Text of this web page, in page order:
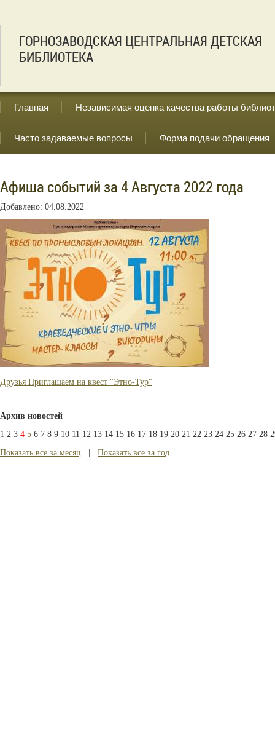
ГОРНОЗАВОДСКАЯ ЦЕНТРАЛЬНАЯ ДЕТСКАЯ
БИБЛИОТЕКА
Главная Независимая оценка качества работы
Часто задаваемые вопросы Форма подачи обращения
Афиша событий за 4 Августа 2022 года
Добавлено: 04.08.2022
Друзья Приглашаем на квест "Этно-Тур"
Архив новостей
1 2 3 4 5 6 7 8 9 10 11 12 13 14 15 16 17 18 19 20 21 22 23 24 25 26 27 28
Показать все за месяц
Показать все за год